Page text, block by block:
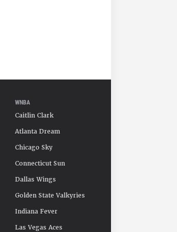
WNBA
Caitlin Clark
Atlanta Dream
Chicago Sky
Connecticut Sun
Dallas Wings
Golden State Valkyries
Indiana Fever
Las Vegas Aces